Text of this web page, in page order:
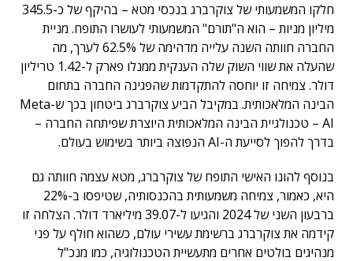
חלקו המשמעותי של צוקרברג בנכסי מטא – בהיקף של כ-345.5
מיליון מניות – הוא ה"תורם" המשמעותי לעושרו התופח. מניית
החברה חוותה השנה עלייה מדהימה של 62.5% לערך, מה
שהעלה את שווי השוק שלה הענקית ממנלו פארק ל-1.42 טריליון
דולר. צמיחה זו יוחסה להתקדמות שהפגינה החברה בתחום
הבינה המלאכותית. במקיבל הביע צוקרברג ביטחון בכך ש-Meta
AI – טכנולגיית הבינה המלאכותית היוצרת שפיתחה החברה –
בדרך להפוך לסייעת ה-AI הנפוצה ביותר בשימוש בעולם.
בנוסף להונו האישי התופח של צוקרברג, מטא עצמה חוותה גם
היא, כאמור, צמיחה משמעותית בהכנסותיה, שטיפסו ב-22%
ברבעון השני של 2024 והגיעו ל-39.07 מיליארד דולר. הצלחה זו
קידמה את צוקרברג ברשימת עשירי עולם, כשהוא חולף על פני
מנהיגים בולטים אחרים מתעשיית הטכנולוגיה, כמו מנכ"ל